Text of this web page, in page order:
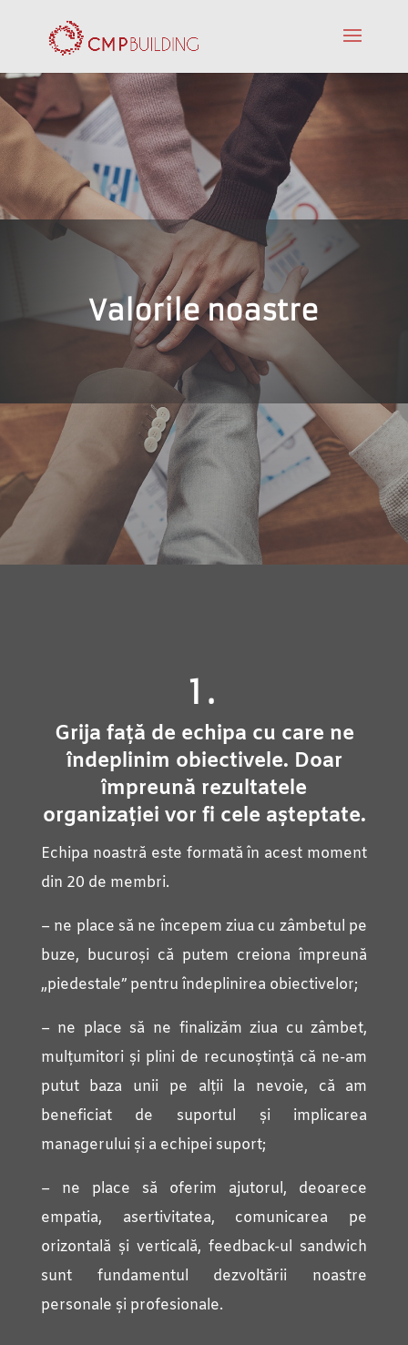
Valorile noastre
1.
Grija față de echipa cu care ne
îndeplinim obiectivele. Doar
împreună rezultatele
organizației vor fi cele așteptate.
Echipa noastră este formată în acest moment
din 20 de membri.
– ne place să ne începem ziua cu zâmbetul pe
buze, bucuroși că putem creiona împreună
„piedestale” pentru îndeplinirea obiectivelor;
– ne place să ne finalizăm ziua cu zâmbet,
mulțumitori și plini de recunoștință că ne-am
putut baza unii pe alții la nevoie, că am
beneficiat de suportul și implicarea
managerului și a echipei suport;
– ne place să oferim ajutorul, deoarece
empatia, asertivitatea, comunicarea pe
orizontală și verticală, feedback-ul sandwich
sunt fundamentul dezvoltării noastre
personale și profesionale.